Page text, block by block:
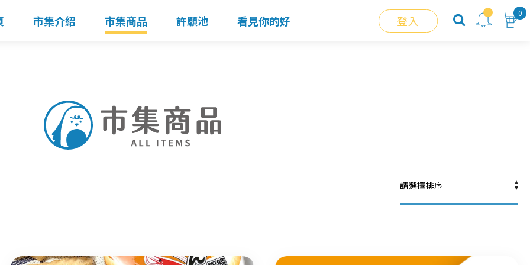
市集介紹 市集商品 許願池 看見你的好 登入
0
請選擇排序